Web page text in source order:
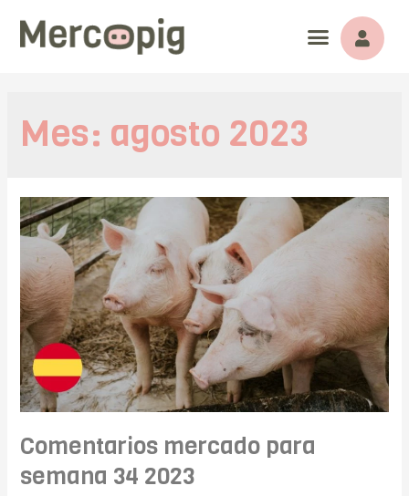
Mes: agosto 2023
Comentarios mercado para
semana 34 2023